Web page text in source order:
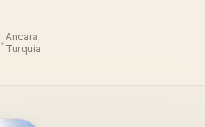
•Ancara,
Turquia